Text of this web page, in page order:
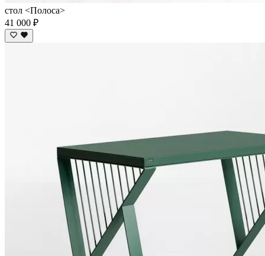
стол <Полоса>
41 000 ₽